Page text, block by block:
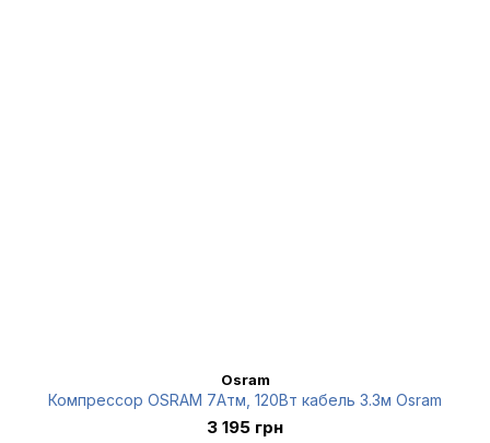
Osram
Компрессор OSRAM 7Атм, 120Вт кабель 3.3м Osram
3 195 грн